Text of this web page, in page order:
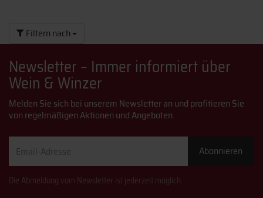
Filtern nach
Newsletter – Immer informiert über
Wein & Winzer
Melden Sie sich bei unserem Newsletter an und profitieren Sie
von regelmäßigen Aktionen und Angeboten.
Adresse
Abonnieren
Die Abmeldung vom Newsletter ist jederzeit möglich.